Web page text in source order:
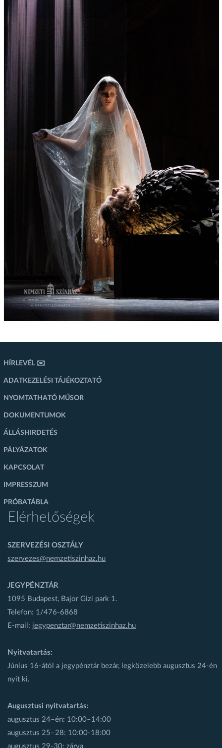
HÍRLEVÉL ✉️
ADATKEZELÉSI TÁJÉKOZTATÓ
NYOMTATHATÓ MŰSOR
DOKUMENTUMOK
ÁLLÁSHIRDETÉS
PÁLYÁZATOK
KAPCSOLAT
IMPRESSZUM
PRÓBATÁBLA
Elérhetőségek
SZERVEZÉSI OSZTÁLY
szervezes@nemzetiszinhaz.hu
JEGYPÉNZTÁR
1095 Budapest, Bajor Gizi park 1.
Telefon: 1/476-6868
E-mail: jegypenztar@nemzetiszinhaz.hu
Nyitvatartás:
Június 16-ától a jegypénztár bezár, legközelebb augusztus 24-én
nyit ki.
Augusztusi nyitvatartás:
augusztus 24–én: 10:00–14:00
augusztus 25–28: 10:00-18:00
augusztus 29-30: zárva